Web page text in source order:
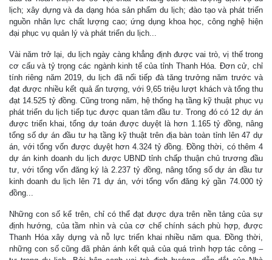
lịch; xây dựng và đa dạng hóa sản phẩm du lịch; đào tạo và phát triển
nguồn nhân lực chất lượng cao; ứng dụng khoa học, công nghệ hiện
đại phục vụ quản lý và phát triển du lịch...
Vài năm trở lại, du lịch ngày càng khẳng định được vai trò, vị thế trong
cơ cấu và tỷ trọng các ngành kinh tế của tỉnh Thanh Hóa. Đơn cử, chỉ
tính riêng năm 2019, du lịch đã nối tiếp đà tăng trưởng năm trước và
đạt được nhiều kết quả ấn tượng, với 9,65 triệu lượt khách và tổng thu
đạt 14.525 tỷ đồng. Cũng trong năm, hệ thống hạ tầng kỹ thuật phục vụ
phát triển du lịch tiếp tục được quan tâm đầu tư. Trong đó có 12 dự án
được triển khai, tổng dự toán được duyệt là hơn 1.165 tỷ đồng, nâng
tổng số dự án đầu tư hạ tầng kỹ thuật trên địa bàn toàn tỉnh lên 47 dự
án, với tổng vốn được duyệt hơn 4.324 tỷ đồng. Đồng thời, có thêm 4
dự án kinh doanh du lịch được UBND tỉnh chấp thuận chủ trương đầu
tư, với tổng vốn đăng ký là 2.237 tỷ đồng, nâng tổng số dự án đầu tư
kinh doanh du lịch lên 71 dự án, với tổng vốn đăng ký gần 74.000 tỷ
đồng...
Những con số kể trên, chỉ có thể đạt được dựa trên nền tảng của sự
định hướng, của tầm nhìn và của cơ chế chính sách phù hợp, được
Thanh Hóa xây dựng và nỗ lực triển khai nhiều năm qua. Đồng thời,
những con số cũng đã phản ánh kết quả của quá trình hợp tác công –